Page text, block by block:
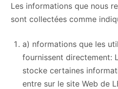
Les informations que nous
sont collectées comme
a) nformations que les
fournissent directement:
stocke certaines
entre sur le site Web de